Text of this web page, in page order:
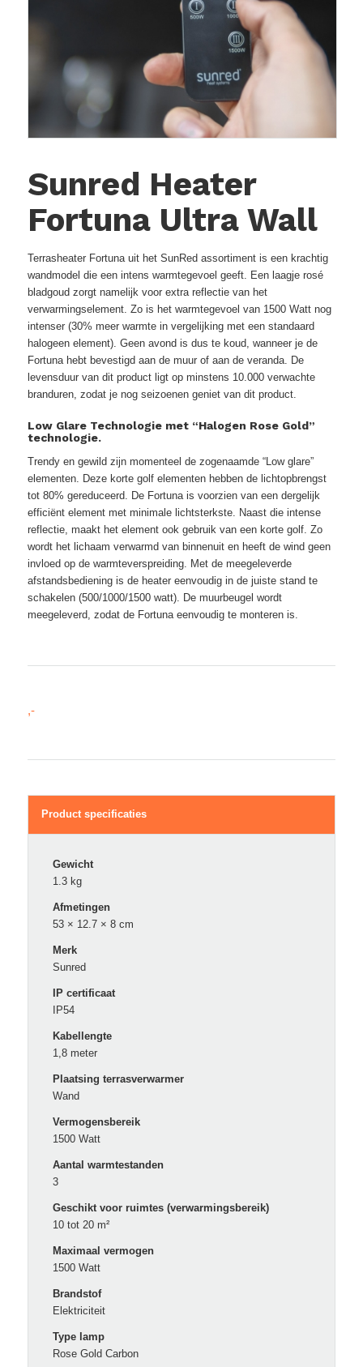
Sunred Heater
Fortuna Ultra Wall
Terrasheater Fortuna uit het SunRed assortiment is een krachtig
wandmodel die een intens warmtegevoel geeft. Een laagje rosé
bladgoud zorgt namelijk voor extra reflectie van het
verwarmingselement. Zo is het warmtegevoel van 1500 Watt nog
intenser (30% meer warmte in vergelijking met een standaard
halogeen element). Geen avond is dus te koud, wanneer je de
Fortuna hebt bevestigd aan de muur of aan de veranda. De
levensduur van dit product ligt op minstens 10.000 verwachte
branduren, zodat je nog seizoenen geniet van dit product.
Low Glare Technologie met “Halogen Rose Gold”
technologie.
Trendy en gewild zijn momenteel de zogenaamde “Low glare”
elementen. Deze korte golf elementen hebben de lichtopbrengst
tot 80% gereduceerd. De Fortuna is voorzien van een dergelijk
efficiënt element met minimale lichtsterkste. Naast die intense
reflectie, maakt het element ook gebruik van een korte golf. Zo
wordt het lichaam verwarmd van binnenuit en heeft de wind geen
invloed op de warmteverspreiding. Met de meegeleverde
afstandsbediening is de heater eenvoudig in de juiste stand te
schakelen (500/1000/1500 watt). De muurbeugel wordt
meegeleverd, zodat de Fortuna eenvoudig te monteren is.
Product specificaties
Gewicht
1.3 kg
Afmetingen
53 × 12.7 × 8 cm
Merk
Sunred
IP certificaat
IP54
Kabellengte
1,8 meter
Plaatsing terrasverwarmer
Wand
Vermogensbereik
1500 Watt
Aantal warmtestanden
3
Geschikt voor ruimtes (verwarmingsbereik)
10 tot 20 m²
Maximaal vermogen
1500 Watt
Brandstof
Elektriciteit
Type lamp
Rose Gold Carbon